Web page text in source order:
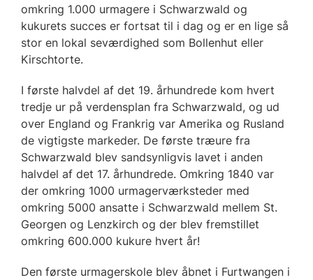
omkring 1.000 urmagere i Schwarzwald og
kukurets succes er fortsat til i dag og er en lige så
stor en lokal seværdighed som Bollenhut eller
Kirschtorte.
I første halvdel af det 19. århundrede kom hvert
tredje ur på verdensplan fra Schwarzwald, og ud
over England og Frankrig var Amerika og Rusland
de vigtigste markeder. De første træure fra
Schwarzwald blev sandsynligvis lavet i anden
halvdel af det 17. århundrede. Omkring 1840 var
der omkring 1000 urmagerværksteder med
omkring 5000 ansatte i Schwarzwald mellem St.
Georgen og Lenzkirch og der blev fremstillet
omkring 600.000 kukure hvert år!
Den første urmagerskole blev åbnet i Furtwangen i